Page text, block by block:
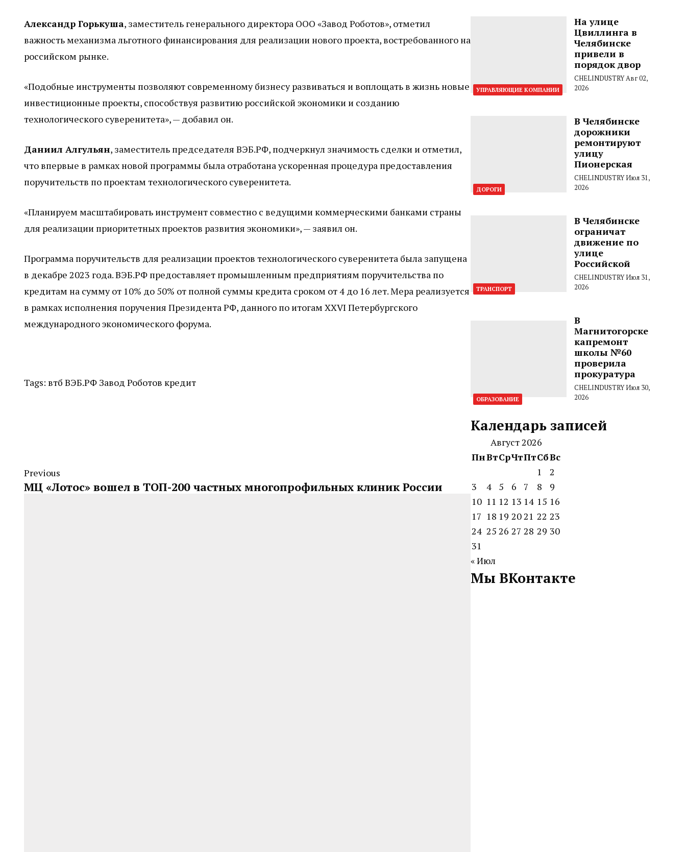
Александр Горькуша, заместитель генерального директора ООО «Завод Роботов», отметил
важность механизма льготного финансирования для реализации нового проекта, востребованного на
российском рынке.
«Подобные инструменты позволяют современному бизнесу развиваться и воплощать в жизнь новые
инвестиционные проекты, способствуя развитию российской экономики и созданию
технологического суверенитета», — добавил он.
Даниил Алгульян, заместитель председателя ВЭБ.РФ, подчеркнул значимость сделки и отметил,
что впервые в рамках новой программы была отработана ускоренная процедура предоставления
поручительств по проектам технологического суверенитета.
«Планируем масштабировать инструмент совместно с ведущими коммерческими банками страны
для реализации приоритетных проектов развития экономики», — заявил он.
Программа поручительств для реализации проектов технологического суверенитета была запущена
в декабре 2023 года. ВЭБ.РФ предоставляет промышленным предприятиям поручительства по
кредитам на сумму от 10% до 50% от полной суммы кредита сроком от 4 до 16 лет. Мера реализуется
в рамках исполнения поручения Президента РФ, данного по итогам XXVI Петербургского
международного экономического форума.
Tags: втб ВЭБ.РФ Завод Роботов кредит
Previous
МЦ «Лотос» вошел в ТОП-200 частных многопрофильных клиник России
УПРАВЛЯЮЩИЕ КОМПАНИИ
На улице
Цвиллинга в
Челябинске
привели в
порядок двор
CHELINDUSTRYАвг 02,
2026
ДОРОГИ
В Челябинске
дорожники
ремонтируют
улицу
Пионерская
CHELINDUSTRYИюл 31,
2026
ТРАНСПОРТ
В Челябинске
ограничат
движение по
улице
Российской
CHELINDUSTRYИюл 31,
2026
ОБРАЗОВАНИЕ
В
Магнитогорске
капремонт
школы №60
проверила
прокуратура
CHELINDUSTRYИюл 30,
2026
Календарь записей
Август 2026
ПнВтСрЧтПтСбВс
1
2
3
4 5 6 7 8
9
10 11 12 13 14 15 16
17 18 19 2021 22 23
24 25 26 27 28 29 30
31
« Июл
Мы ВКонтакте